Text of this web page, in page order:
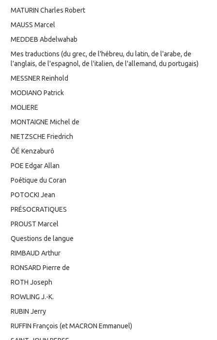
MATURIN Charles Robert
MAUSS Marcel
MEDDEB Abdelwahab
Mes traductions (du grec, de l'hébreu, du latin, de l'arabe, de
l'anglais, de l'espagnol, de l'italien, de l'allemand, du portugais)
MESSNER Reinhold
MODIANO Patrick
MOLIERE
MONTAIGNE Michel de
NIETZSCHE Friedrich
ÔÉ Kenzaburô
POE Edgar Allan
Poétique du Coran
POTOCKI Jean
PRÉSOCRATIQUES
PROUST Marcel
Questions de langue
RIMBAUD Arthur
RONSARD Pierre de
ROTH Joseph
ROWLING J.-K.
RUBIN Jerry
RUFFIN François (et MACRON Emmanuel)